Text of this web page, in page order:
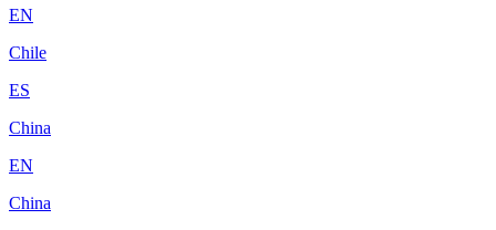
EN
Chile
ES
China
EN
China